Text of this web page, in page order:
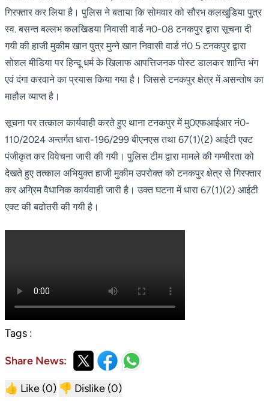
गिरफ्तार कर लिया है। पुलिस ने बताया कि सोमवार को सौरभ कलखुडिया पुत्र
स्व. बसन्त बल्लभ कलखिडया निवासी वार्ड न0-08 टनकपुर द्वारा सूचना दी
गयी की हाजी मुकीम खान पुत्र मुन्ने खान निवासी वार्ड नं0 5 टनकपुर द्वारा
सोशल मीडिया पर हिन्दू धर्म के खिलाफ आपत्तिजनक पोस्ट डालकर शान्ति भंग
एवं दंगा करवाने का प्रयास किया गया है। जिससे टनकपुर क्षेत्र में असन्तोष का
माहौल व्याप्त है।
सूचना पर तत्काल कार्यवाही करते हुए थाना टनकपुर में मु0एफआईआर नं0-
110/2024 अन्तर्गत धारा-196/299 बीएनएस तथा 67(1)(2) आईटी एक्ट
पंजीकृत कर विवेचना जारी की गयी। पुलिस टीम द्वारा मामले की गम्भीरता को
देखते हुए तत्काल अभियुक्त हाजी मुकीम उपरोक्त को टनकपुर क्षेत्र से गिरफ्तार
कर अग्रिम वैधानिक कार्यवाही जारी है। उक्त घटना में धारा 67(1)(2) आईटी
एक्ट की बढोतरी की गयी है।
Tags :
Share News:
👍 Like (0) 👎 Dislike (0)